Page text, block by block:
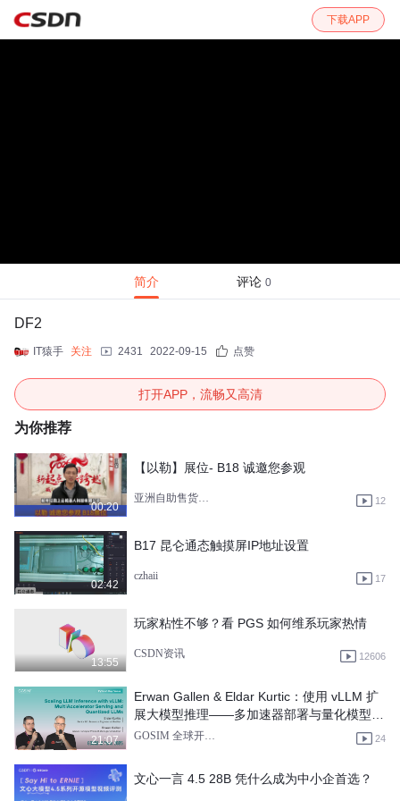
下载APP
简介 评论 0
DF2
IT猿手 关注 2431 2022-09-15 点赞
打开APP，流畅又高清
为你推荐
00:20
【以勒】展位- B18 诚邀您参观
亚洲自助售货及智慧零售展 12
02:42
B17 昆仑通态触摸屏IP地址设置
czhaii 17
13:55
玩家粘性不够？看 PGS 如何维系玩家热情
CSDN资讯 12606
21:07
Erwan Gallen & Eldar Kurtic：使用 vLLM 扩
展大模型推理——多加速器部署与量化模型服
务
GOSIM 全球开源创新汇 24
文心一言 4.5 28B 凭什么成为中小企首选？